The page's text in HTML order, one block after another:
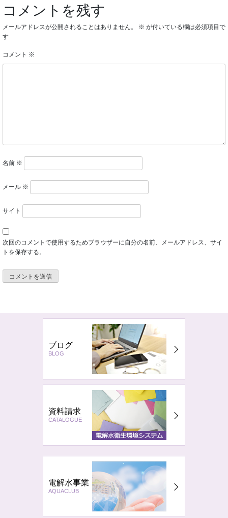
コメントを残す
メールアドレスが公開されることはありません。 ※ が付いている欄は必須項目で
す
コメント ※
名前 ※
メール ※
サイト
次回のコメントで使用するためブラウザーに自分の名前、メールアドレス、サイ
トを保存する。
ブログ
BLOG
資料請求
CATALOGUE
電解水事業
AQUACLUB